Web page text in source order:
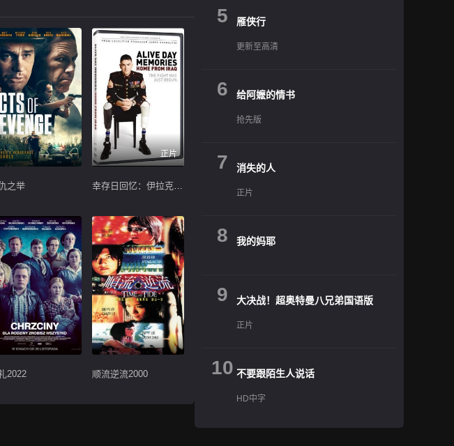
之举
正片
幸存日回忆：伊拉克归来
2022 顺流逆流2000
5 雁侠行
更新至高清
6 给阿嬷的情书
抢先版
7 消失的人
正片
8 我的妈耶
9 大决战！超奥特曼八兄弟国语版
正片
10 不要跟陌生人说话
HD中字